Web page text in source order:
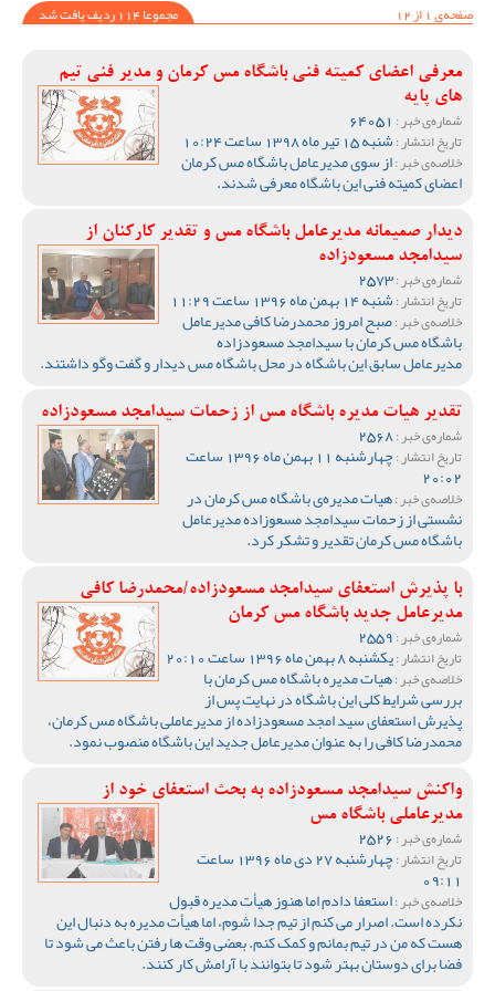
صفحه‌ی 1 از 12
مجموعا 114 ردیف یافت شد
معرفی اعضای کمیته فنی باشگاه مس کرمان و مدیر فنی تیم
های پایه
شماره‌ی خبر :
تاریخ انتشار :شنبه 15 تیر ماه 1398 ساعت 10:24
خلاصه‌ی خبر :از سوی مدیرعامل باشگاه مس کرمان
اعضای کمیته فنی این باشگاه معرفی شدند.
دیدار صمیمانه مدیرعامل باشگاه مس و تقدیر کارکنان از
سیدامجد مسعودزاده
شماره‌ی خبر :
تاریخ انتشار :شنبه 14 بهمن ماه 1396 ساعت 11:29
خلاصه‌ی خبر :صبح امروز محمدرضا کافی مدیرعامل
باشگاه مس کرمان با سیدامجد مسعودزاده
مدیرعامل سابق این باشگاه در محل باشگاه مس دیدار و گفت وگو داشتند.
تقدیر هیات مدیره باشگاه مس از زحمات سیدامجد مسعودزاده
شماره‌ی خبر :
تاریخ انتشار : چهارشنبه 11 بهمن ماه 1396 ساعت
20:02
خلاصه‌ی خبر :هیات مدیره‌ی باشگاه مس کرمان در
نشستی از زحمات سیدامجد مسعوزاده مدیرعامل
باشگاه مس کرمان تقدیر و تشکر کرد.
با پذیرش استعفای سیدامجد مسعودزاده/محمدرضا کافی
مدیرعامل جدید باشگاه مس کرمان
شماره‌ی خبر :
تاریخ انتشار :یکشنبه 8 بهمن ماه 1396 ساعت 20:10
خلاصه‌ی خبر :هیات مدیره باشگاه مس کرمان با
بررسی شرایط کلی این باشگاه در نهایت پس از
پذیرش استعفای سید امجد مسعودزاده از مدیرعاملی باشگاه مس کرمان،
محمدرضا کافی را به عنوان مدیرعامل جدید این باشگاه منصوب نمود.
واکنش سیدامجد مسعودزاده به بحث استعفای خود از
مدیرعاملی باشگاه مس
شماره‌ی خبر :
تاریخ انتشار : چهارشنبه 27 دی ماه 1396 ساعت
09:11
خلاصه‌ی خبر :استعفا دادم اما هنوز هیأت مدیره قبول
نکرده است. اصرار می کنم از تیم جدا شوم، اما هیأت مدیره به دنبال این
هست که من در تیم بمانم و کمک کنم. بعضی وقت ها رفتن باعث می شود تا
فضا برای دوستان بهتر شود تا بتوانند با آرامش کار کنند.